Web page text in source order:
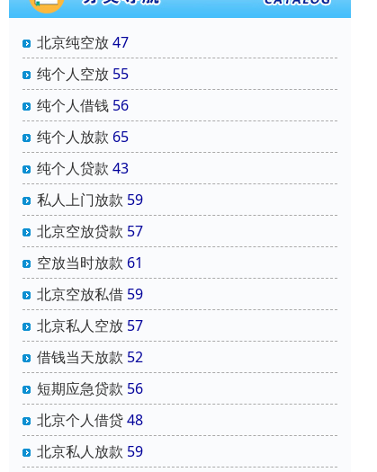
北京纯空放47
纯个人空放 55
纯个人借钱 56
纯个人放款 65
纯个人贷款 43
私人上门放款 59
北京空放贷款 57
空放当时放款 61
北京空放私借 59
北京私人空放 57
借钱当天放款 52
短期应急贷款 56
北京个人借贷48
北京私人放款 59